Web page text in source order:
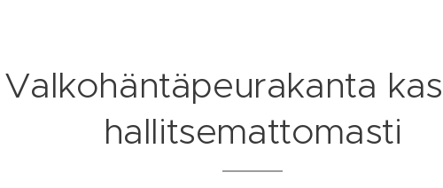
Valkohäntäpeurakanta
hallitsemattomasti